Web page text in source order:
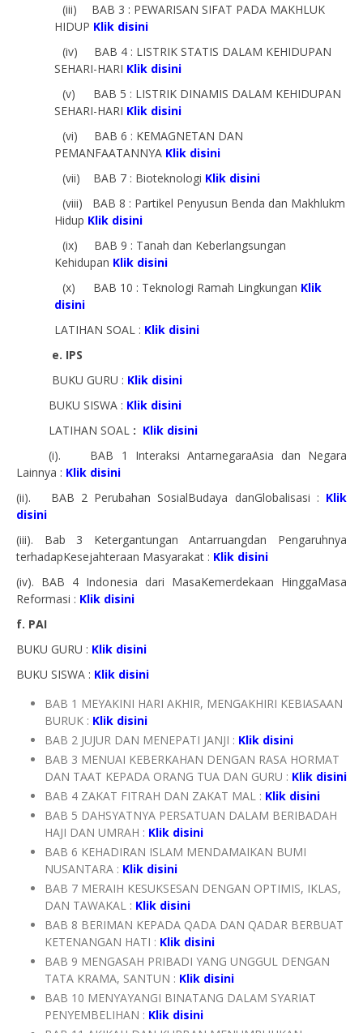
(iii)
BAB 3 : PEWARISAN SIFAT PADA MAKHLUK
HIDUP Klik disini
(iv)
BAB 4 : LISTRIK STATIS DALAM KEHIDUPAN
SEHARI-HARI Klik disini
(v)
BAB 5 : LISTRIK DINAMIS DALAM KEHIDUPAN
SEHARI-HARI Klik disini
(vi)
BAB 6 : KEMAGNETAN DAN
PEMANFAATANNYA Klik disini
(vii)
BAB 7 : Bioteknologi Klik disini
(viii)
BAB 8 : Partikel Penyusun Benda dan Makhlukm
Hidup Klik disini
(ix)
BAB 9 : Tanah dan Keberlangsungan
Kehidupan Klik disini
(x)
BAB 10 : Teknologi Ramah Lingkungan Klik
disini
LATIHAN SOAL : Klik disini
e. IPS
BUKU GURU : Klik disini
BUKU SISWA : Klik disini
LATIHAN SOAL : Klik disini
(i). BAB 1 Interaksi AntarnegaraAsia dan Negara
Lainnya : Klik disini
(ii). BAB 2 Perubahan SosialBudaya danGlobalisasi : Klik
disini
(iii). Bab 3 Ketergantungan Antarruangdan Pengaruhnya
terhadapKesejahteraan Masyarakat : Klik disini
(iv). BAB 4 Indonesia dari MasaKemerdekaan HinggaMasa
Reformasi : Klik disini
f. PAI
BUKU GURU : Klik disini
BUKU SISWA : Klik disini
BAB 1 MEYAKINI HARI AKHIR, MENGAKHIRI KEBIASAAN
BURUK : Klik disini
BAB 2 JUJUR DAN MENEPATI JANJI : Klik disini
BAB 3 MENUAI KEBERKAHAN DENGAN RASA HORMAT
DAN TAAT KEPADA ORANG TUA DAN GURU : Klik disini
BAB 4 ZAKAT FITRAH DAN ZAKAT MAL : Klik disini
BAB 5 DAHSYATNYA PERSATUAN DALAM BERIBADAH
HAJI DAN UMRAH : Klik disini
BAB 6 KEHADIRAN ISLAM MENDAMAIKAN BUMI
NUSANTARA : Klik disini
BAB 7 MERAIH KESUKSESAN DENGAN OPTIMIS, IKLAS,
DAN TAWAKAL : Klik disini
BAB 8 BERIMAN KEPADA QADA DAN QADAR BERBUAT
KETENANGAN HATI : Klik disini
BAB 9 MENGASAH PRIBADI YANG UNGGUL DENGAN
TATA KRAMA, SANTUN : Klik disini
BAB 10 MENYAYANGI BINATANG DALAM SYARIAT
PENYEMBELIHAN : Klik disini